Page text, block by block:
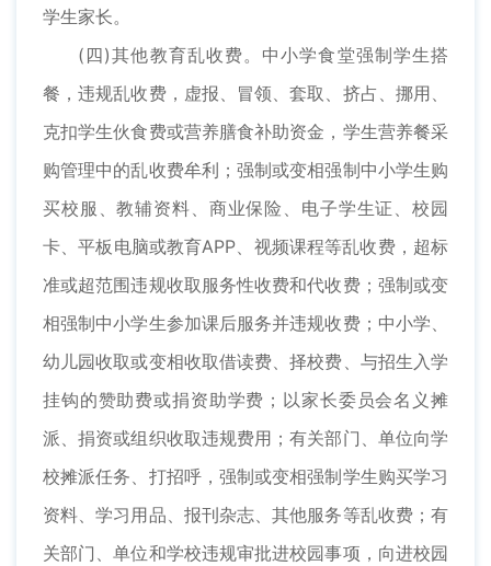
学生家长。
(四)其他教育乱收费。中小学食堂强制学生搭
餐，违规乱收费，虚报、冒领、套取、挤占、挪用、
克扣学生伙食费或营养膳食补助资金，学生营养餐采
购管理中的乱收费牟利；强制或变相强制中小学生购
买校服、教辅资料、商业保险、电子学生证、校园
卡、平板电脑或教育APP、视频课程等乱收费，超标
准或超范围违规收取服务性收费和代收费；强制或变
相强制中小学生参加课后服务并违规收费；中小学、
幼儿园收取或变相收取借读费、择校费、与招生入学
挂钩的赞助费或捐资助学费；以家长委员会名义摊
派、捐资或组织收取违规费用；有关部门、单位向学
校摊派任务、打招呼，强制或变相强制学生购买学习
资料、学习用品、报刊杂志、其他服务等乱收费；有
关部门、单位和学校违规审批进校园事项，向进校园